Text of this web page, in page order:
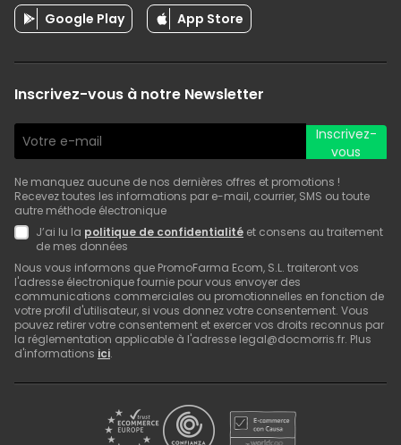
Google Play App Store
Inscrivez-vous à notre Newsletter
Inscrivez-
vous
Ne manquez aucune de nos dernières offres et promotions !
Recevez toutes les informations par e-mail, courrier, SMS ou toute
autre méthode électronique
J’ai lu la politique de confidentialité et consens au traitement
de mes données
Nous vous informons que PromoFarma Ecom, S.L. traiteront vos
l'adresse électronique fournie pour vous envoyer des
communications commerciales ou promotionnelles en fonction de
votre profil d'utilisateur, si vous donnez votre consentement. Vous
pouvez retirer votre consentement et exercer vos droits reconnus par
la réglementation applicable à l'adresse legal@docmorris.fr. Plus
d'informations ici.